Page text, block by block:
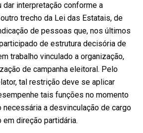
dar interpretação conforme a
trecho da Lei das Estatais, de
de pessoas que, nos últimos
de estrutura decisória de
trabalho vinculado a organização,
de campanha eleitoral. Pelo
tal restrição deve se aplicar
tais funções no momento
necessária a desvinculação de cargo
em direção partidária.